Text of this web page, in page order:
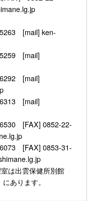
[mail] ken-
[mail]
[mail]
[mail]
[FAX] 0852-22-
[FAX] 0853-31-
保健所別館
あります。